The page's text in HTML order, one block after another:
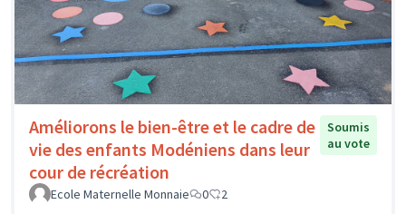
Améliorons le bien-être et le cadre de
vie des enfants Modéniens dans leur
cour de récréation
Soumis
au vote
Ecole Maternelle Monnaie 0 2